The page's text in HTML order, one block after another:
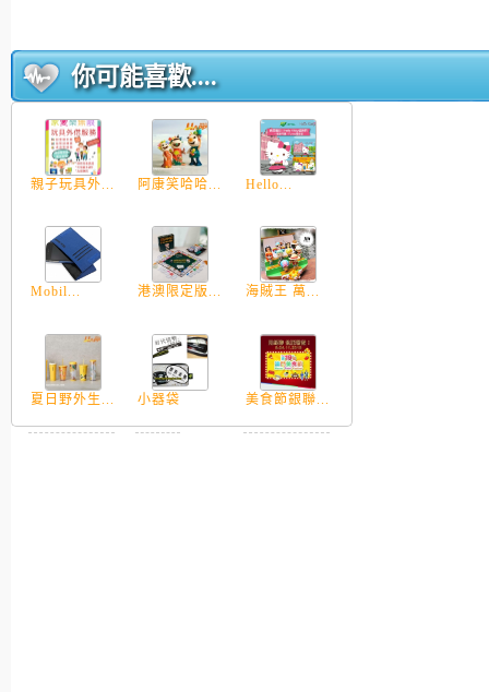
你可能喜歡....
親子玩具外... 阿康笑哈哈... Hello...
Mobil... 港澳限定版... 海賊王 萬...
夏日野外生... 小器袋 美食節銀聯...